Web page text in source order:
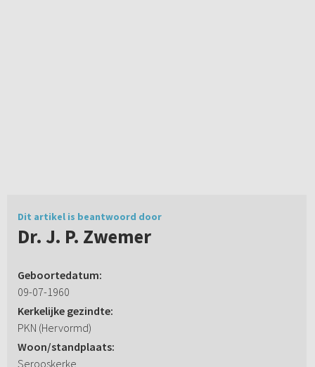
Dit artikel is beantwoord door
Dr. J. P. Zwemer
Geboortedatum:
09-07-1960
Kerkelijke gezindte:
PKN (Hervormd)
Woon/standplaats:
Serooskerke